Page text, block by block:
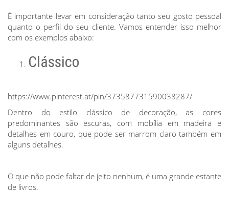
É importante levar em consideração tanto seu gosto pessoal
quanto o perfil do seu cliente. Vamos entender isso melhor
com os exemplos abaixo:
Clássico
https://www.pinterest.at/pin/373587731590038287/
Dentro do estilo clássico de decoração, as cores
predominantes são escuras, com mobília em madeira e
detalhes em couro, que pode ser marrom claro também em
alguns detalhes.
O que não pode faltar de jeito nenhum, é uma grande estante
de livros.